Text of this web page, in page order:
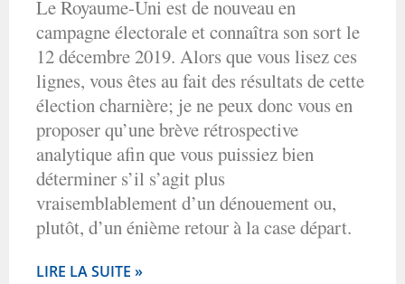
Le Royaume-Uni est de nouveau en
campagne électorale et connaîtra son sort le
12 décembre 2019. Alors que vous lisez ces
lignes, vous êtes au fait des résultats de cette
élection charnière; je ne peux donc vous en
proposer qu’une brève rétrospective
analytique afin que vous puissiez bien
déterminer s’il s’agit plus
vraisemblablement d’un dénouement ou,
plutôt, d’un énième retour à la case départ.
LIRE LA SUITE »